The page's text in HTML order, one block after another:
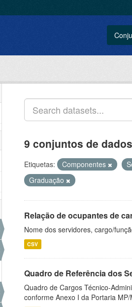
9 conjuntos de
Etiquetas: Componentes
Graduação
Relação de ocupantes de
Nome dos servidores, cargo/
CSV
Quadro de Referência dos
Quadro de Cargos Técnico-
conforme Anexo I da Portaria MP/